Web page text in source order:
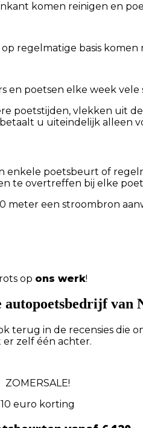
komen reinigen en
regelmatige basis komen
en poetsen elke week vele
poetstijden, vlekken uit
u uiteindelijk alleen
enkele poetsbeurt of
te overtreffen bij elke
meter een stroombron
op ons werk!
autopoetsbedrijf van
terug in de recensies die
er zelf één achter.
ZOMERSALE!
10 euro korting